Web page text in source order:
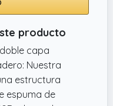
producto
capa
Nuestra
estructura
espuma de